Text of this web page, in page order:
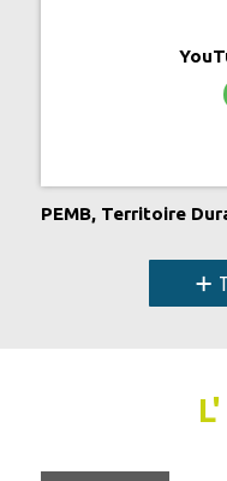
PEMB, Territoire
+
L'